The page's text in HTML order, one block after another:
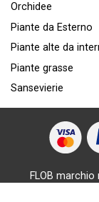
Orchidee
Piante da Esterno
Piante alte da
Piante grasse
Sansevierie
FLOB marchio